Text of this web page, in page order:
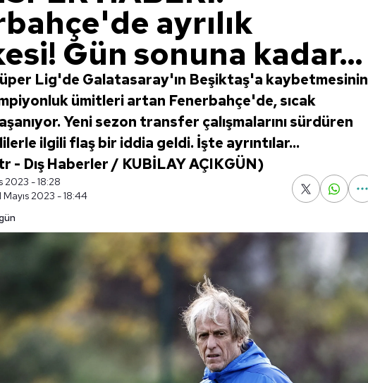
ayrılık
Gün sonuna kadar...
Lig'de Galatasaray'ın Beşiktaş'a kaybetmesinin
ümitleri artan Fenerbahçe'de, sıcak
Yeni sezon transfer çalışmalarını sürdüren
ilgili flaş bir iddia geldi. İşte ayrıntılar...
- Dış Haberler / KUBİLAY AÇIKGÜN)
2023 - 18:28
Mayıs 2023 - 18:44